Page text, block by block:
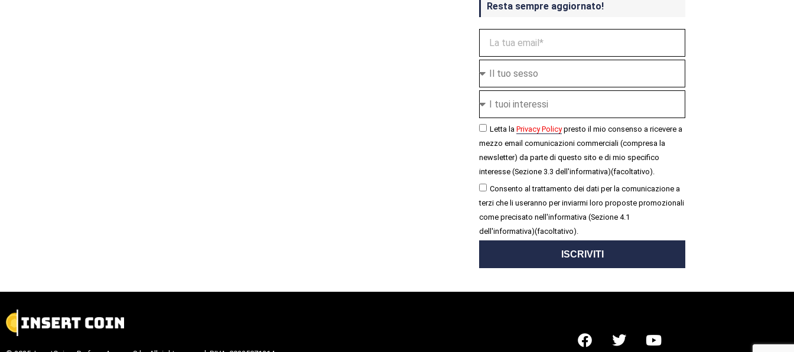
Resta sempre aggiornato!
Letta la Privacy Policypresto il mio consenso a ricevere a
mezzo email comunicazioni commerciali (compresa la
newsletter) da parte di questo sito e di mio specifico
interesse (Sezione 3.3 dell'informativa)(facoltativo).
Consento al trattamento dei dati per la comunicazione a
terzi che li useranno per inviarmi loro proposte promozionali
come precisato nell'informativa (Sezione 4.1
dell'informativa)(facoltativo).
ISCRIVITI